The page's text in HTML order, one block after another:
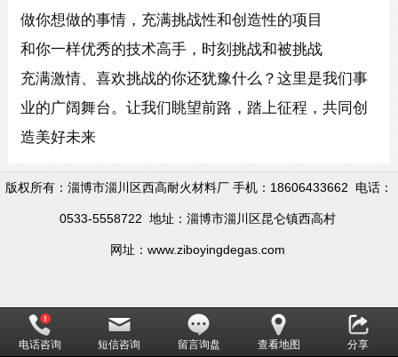
做你想做的事情，充满挑战性和创造性的项目
和你一样优秀的技术高手，时刻挑战和被挑战
充满激情、喜欢挑战的你还犹豫什么？这里是我们事
业的广阔舞台。让我们眺望前路，踏上征程，共同创
造美好未来
版权所有：淄博市淄川区西高耐火材料厂 手机：18606433662 电话：
0533-5558722 地址：淄博市淄川区昆仑镇西高村
网址：www.ziboyingdegas.com
电话咨询 短信咨询 留言询盘 查看地图 分享